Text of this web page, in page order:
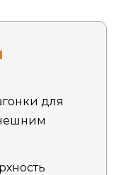
для